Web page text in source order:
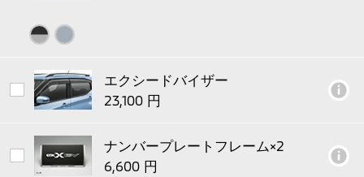
エクシードバイザー
ナンバープレートフレーム×2